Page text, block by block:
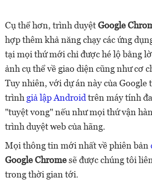
Cụ thể hơn, trình duyệtGoogle
hợp thêm khả năng chạy các ứng
tại mọi thứ mới chỉ được hé lộ bằng
ảnh cụ thể về giao diện cũng như cơ
Tuy nhiên, với dự án này của Google
trình giả lập Android trên máy tính
"tuyệt vong" nếu như mọi thứ vận
trình duyệt web của hãng.
Mọi thông tin mới nhất về phiên bản
Google Chromesẽ được chúng tôi
trong thời gian tới.